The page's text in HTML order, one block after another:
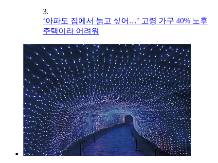
3.
‘아파도 집에서 늙고 싶어…’ 고령 가구 40% 노후
주택이라 어려워